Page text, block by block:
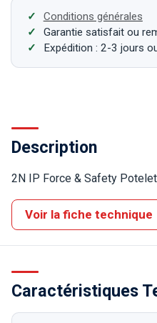
Conditions générales
Garantie satisfait ou
Expédition : 2-3 jours
Description
2N IP Force & Safety
Voir la fiche technique
Caractéristiques